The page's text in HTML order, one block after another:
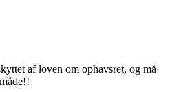
af loven om ophavsret, og må